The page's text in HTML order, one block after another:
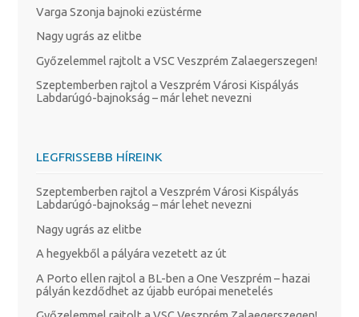
Varga Szonja bajnoki ezüstérme
Nagy ugrás az elitbe
Győzelemmel rajtolt a VSC Veszprém Zalaegerszegen!
Szeptemberben rajtol a Veszprém Városi Kispályás
Labdarúgó-bajnokság – már lehet nevezni
LEGFRISSEBB HÍREINK
Szeptemberben rajtol a Veszprém Városi Kispályás
Labdarúgó-bajnokság – már lehet nevezni
Nagy ugrás az elitbe
A hegyekből a pályára vezetett az út
A Porto ellen rajtol a BL-ben a One Veszprém – hazai
pályán kezdődhet az újabb európai menetelés